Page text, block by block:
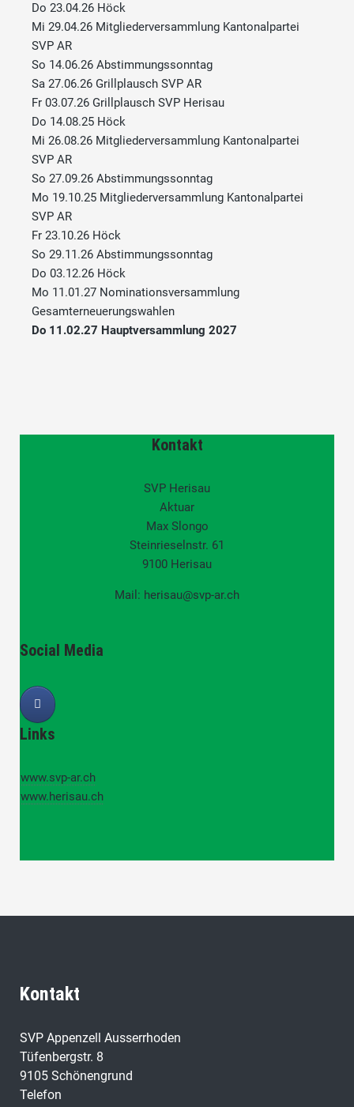
Do 23.04.26 Höck
Mi 29.04.26 Mitgliederversammlung Kantonalpartei
SVP AR
So 14.06.26 Abstimmungssonntag
Sa 27.06.26 Grillplausch SVP AR
Fr 03.07.26 Grillplausch SVP Herisau
Do 14.08.25 Höck
Mi 26.08.26 Mitgliederversammlung Kantonalpartei
SVP AR
So 27.09.26 Abstimmungssonntag
Mo 19.10.25 Mitgliederversammlung Kantonalpartei
SVP AR
Fr 23.10.26 Höck
So 29.11.26 Abstimmungssonntag
Do 03.12.26 Höck
Mo 11.01.27 Nominationsversammlung
Gesamterneuerungswahlen
Do 11.02.27 Hauptversammlung 2027
Kontakt
SVP Herisau
Aktuar
Max Slongo
Steinrieselnstr. 61
9100 Herisau
Mail: herisau@svp-ar.ch
Social Media
Links
www.svp-ar.ch
www.herisau.ch
Kontakt
SVP Appenzell Ausserrhoden
Tüfenbergstr. 8
9105 Schönengrund
Telefon